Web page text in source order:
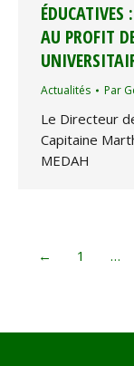
AU PROFIT
Actualités Par
Le Directeur
Capitaine
MEDAH
← 1 …